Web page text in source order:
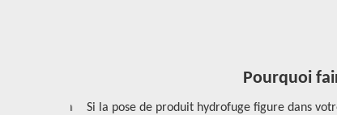
Pourquoi
Si la pose de produit hydrofuge figure dans